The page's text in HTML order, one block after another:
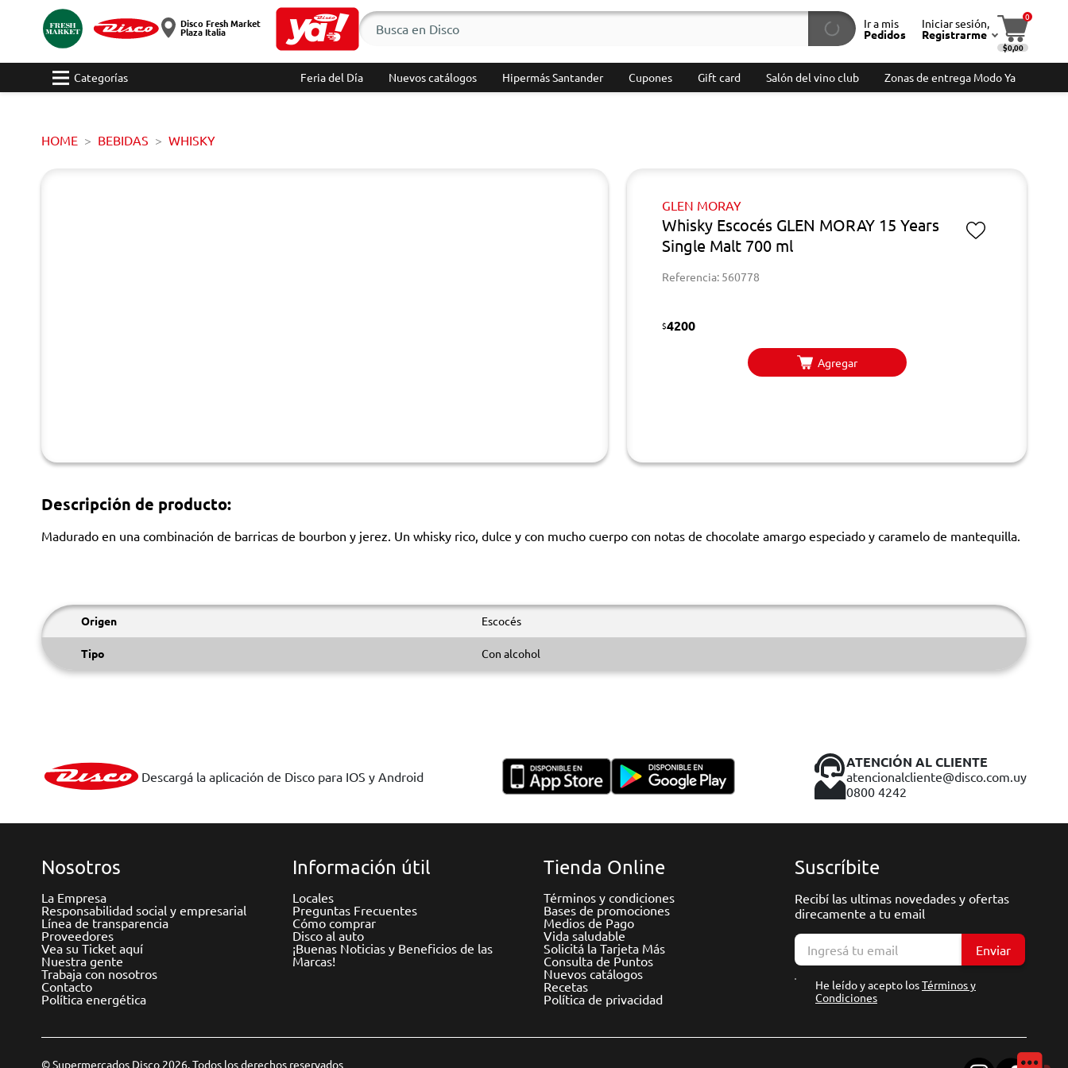
Disco Fresh Market
Plaza Italia
Ir a mis
Pedidos
Iniciar sesión,
Registrarme
0
$0,00
Categorías Feria del Día Nuevos catálogos Hipermás Santander Cupones Gift card Salón del vino club Zonas de entrega Modo Ya
HOME BEBIDAS WHISKY
GLEN MORAY
Whisky Escocés GLEN MORAY 15 Years
Single Malt 700 ml
Referencia: 560778
$4200
Agregar
Descripción de producto:
Madurado en una combinación de barricas de bourbon y jerez. Un whisky rico, dulce y con mucho cuerpo con notas de chocolate amargo especiado y caramelo de mantequilla.
Origen Escocés
Tipo Con alcohol
Descargá la aplicación de Disco para IOS y Android
ATENCIÓN AL CLIENTE
atencionalcliente@disco.com.uy
0800 4242
Nosotros
La Empresa
Responsabilidad social y empresarial
Línea de transparencia
Proveedores
Vea su Ticket aquí
Nuestra gente
Trabaja con nosotros
Contacto
Política energética
Información útil
Locales
Preguntas Frecuentes
Cómo comprar
Disco al auto
¡Buenas Noticias y Beneficios de las
Marcas!
Tienda Online
Términos y condiciones
Bases de promociones
Medios de Pago
Vida saludable
Solicitá la Tarjeta Más
Consulta de Puntos
Nuevos catálogos
Recetas
Política de privacidad
Suscríbite
Recibí las ultimas novedades y ofertas
direcamente a tu email
Enviar
He leído y acepto losTérminos y
Condiciones
© Supermercados Disco 2026. Todos los derechos reservados